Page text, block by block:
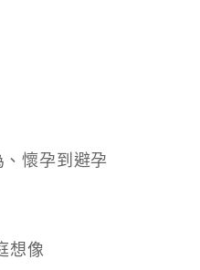
懷孕到避孕
想像